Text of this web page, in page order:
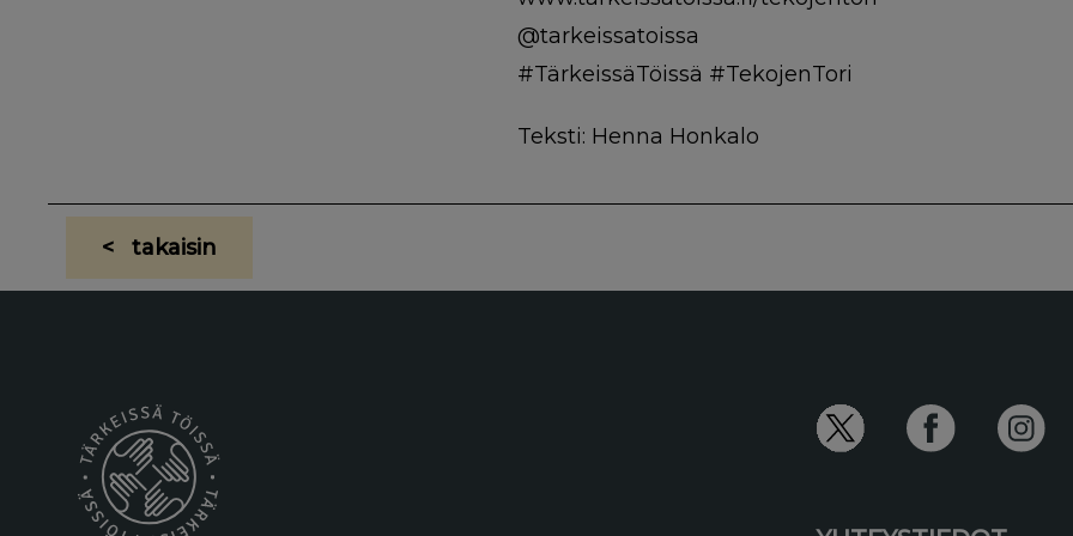
@tarkeissatoissa
#TärkeissäTöissä #TekojenTori
Teksti: Henna Honkalo
< takaisin